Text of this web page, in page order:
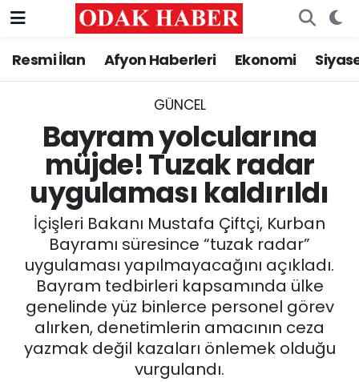
Resmi İlan Afyon Haberleri Ekonomi
GÜNCEL
Bayram yolcularına
müjde! Tuzak radar
uygulaması kaldırıldı
İçişleri Bakanı Mustafa Çiftçi, Kurban
Bayramı süresince “tuzak radar”
uygulaması yapılmayacağını açıkladı.
Bayram tedbirleri kapsamında ülke
genelinde yüz binlerce personel görev
alırken, denetimlerin amacının ceza
yazmak değil kazaları önlemek olduğu
vurgulandı.
AFYONKARAHİSAR HABERLERİ
ASAYİŞ
GÜNCEL
SİYASET
EĞİTİM
MAGAZİN
SAĞLIK
Nöbetçi Eczaneler
Trafik Durumu
Süper Lig Puan Durumu ve Fikstür
Tüm Manşetler
Son Dakika Haberleri
Haber Arşivi